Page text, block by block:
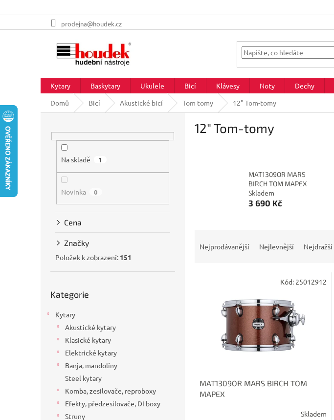
na
prodejna@houdek.cz
Kytary Baskytary Ukulele Bicí Klávesy Noty Dechy
Domů
Bicí Akustické bicí Tom tomy 12" Tom-tomy
Na skladě 1
Novinka 0
Cena
Značky
Položek k zobrazení: 151
kategorie
Kategorie
Kytary
Akustické kytary
Klasické kytary
Elektrické kytary
Banja, mandolíny
Steel kytary
Komba, zesilovače, reproboxy
Efekty, předzesilovače, DI boxy
Struny
12" Tom-tomy
MAT1309OR MARS
BIRCH TOM MAPEX
Skladem
3 690 Kč
Nejprodávanější Nejlevnější Nejdražší
MAT1309OR MARS BIRCH TOM
MAPEX
Skladem
Kód: 25012912